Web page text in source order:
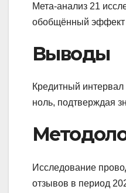
Мета-анализ 21
обобщённый эффект
Выводы
Кредитный
ноль, подтверждая
Исследование
отзывов в период